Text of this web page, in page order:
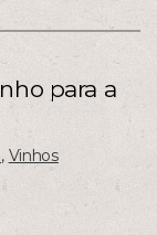
para a
, Vinhos